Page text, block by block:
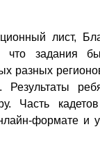
лист,
что задания
разных
Результаты
Часть
формате и